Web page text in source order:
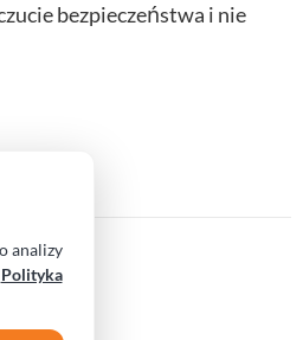
bezpieczeństwa i nie
analizy
Polityka